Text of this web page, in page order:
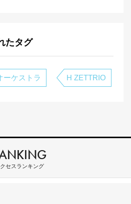
たタグ
ーケストラ H ZETTRIO
セスランキング